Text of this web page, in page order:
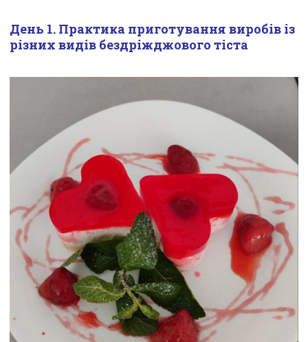
День 1. Практика приготування виробів із
різних видів бездріжджового тіста